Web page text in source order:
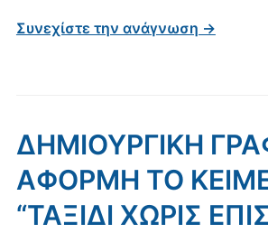
Συνεχίστε την ανάγνωση →
ΔΗΜΙΟΥΡΓΙΚΗ
ΑΦΟΡΜΗ ΤΟ
“ΤΑΞΙΔΙ ΧΩΡΙΣ